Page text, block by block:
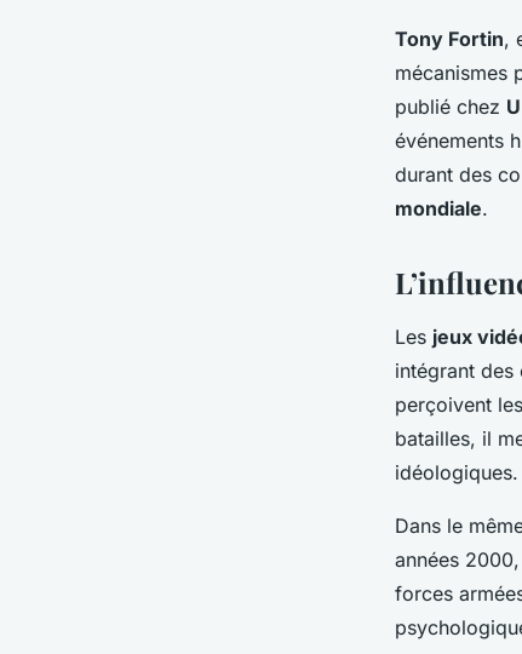
Tony Fortin,
mécanismes
publié chez
événements
durant des
mondiale.
Les jeux
intégrant des
perçoivent
batailles, il
idéologiques.
Dans le
années
forces